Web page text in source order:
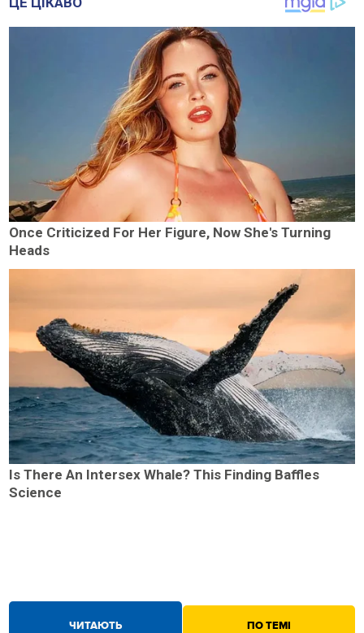
ЧИТАЮТЬ ПО ТЕМІ
Once Criticized For Her Figure, Now She's Turning
Heads
Is There An Intersex Whale? This Finding Baffles
Science